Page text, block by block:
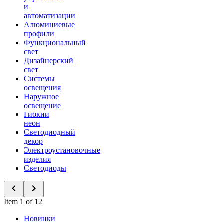
и
автоматизации
Алюминиевые
профили
Функциональный
свет
Дизайнерский
свет
Системы
освещения
Наружное
освещение
Гибкий
неон
Светодиодный
декор
Электроустановочные
изделия
Светодиоды
Item 1 of 12
Новинки